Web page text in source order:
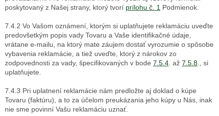
poskytovaný z Našej strany, ktorý tvorí prílohu č. 1 Podmienok.
7.4.2 Vo Vašom oznámení, ktorým si uplatňujete reklamáciu uveďte
predovšetkým popis vady Tovaru a Vaše identifikačné údaje,
vrátane e-mailu, na ktorý mate záujem dostať vyrozumie o spôsobe
vybavenia reklamácie, a tiež uveďte, ktorý z nárokov zo
zodpovednosti za vady, špecifikovaných v bode 7.5.4 . až 7.5.8 ., si
uplatňujete.
7.4.3 Pri uplatnení reklamácie nám predložte aj doklad o kúpe
Tovaru (faktúru), a to za účelom preukázania jeho kúpy u Nás, inak
nie sme povinní Vašu reklamáciu uznať.